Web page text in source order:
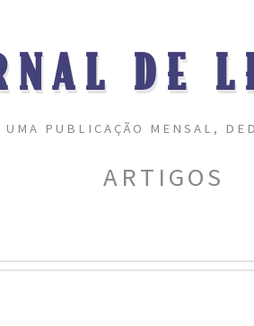
DE
PUBLICAÇÃO MENSAL,
ARTIGOS